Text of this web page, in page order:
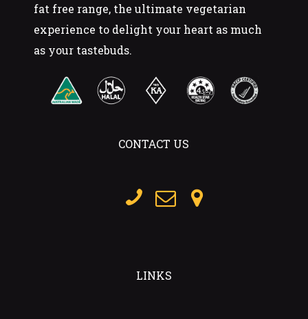
fat free range, the ultimate vegetarian
experience to delight your heart as much
as your tastebuds.
CONTACT US
LINKS